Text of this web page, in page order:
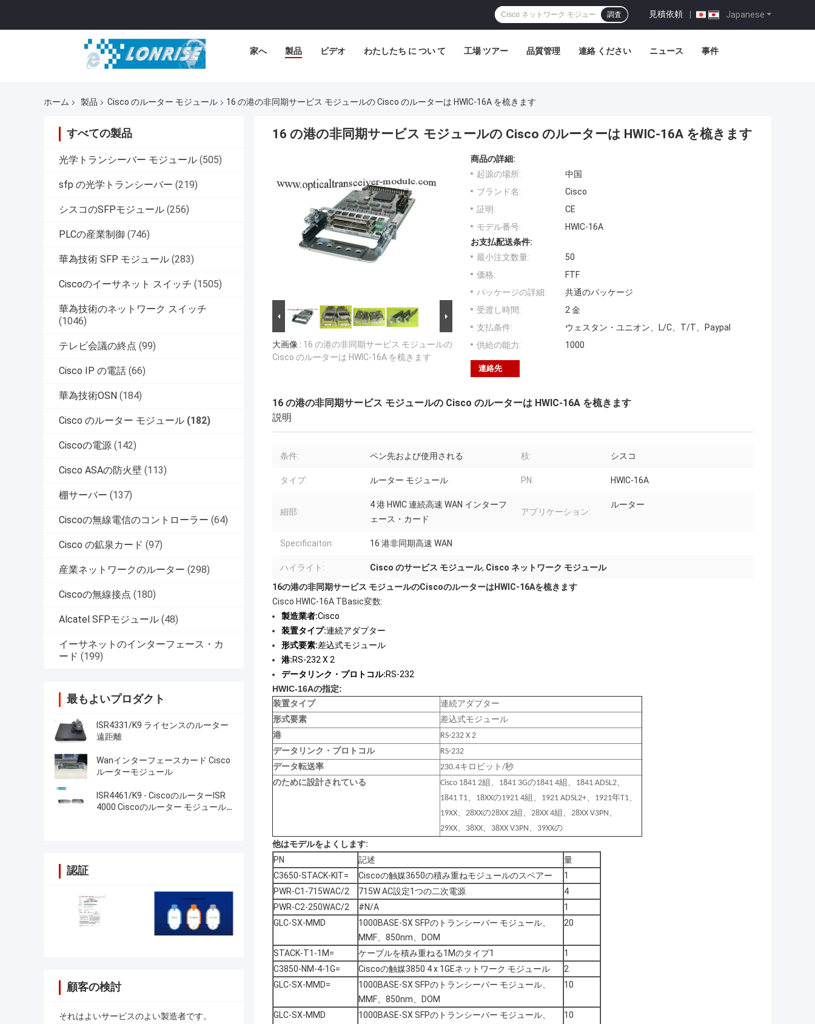
Japanese
見積依頼 |
調査
家へ 製品 ビデオ わたしたち に つい て 工場 ツアー 品質管理 連絡 ください ニュース 事件
ホーム 製品 Cisco のルーター モジュール 16 の港の非同期サービス モジュールの Cisco のルーターは HWIC-16A を梳きます
すべての製品
光学トランシーバー モジュール (505)
sfp の光学トランシーバー (219)
シスコのSFPモジュール (256)
PLCの産業制御 (746)
華為技術 SFP モジュール (283)
Ciscoのイーサネット スイッチ (1505)
華為技術のネットワーク スイッチ
(1046)
テレビ会議の終点 (99)
Cisco IP の電話 (66)
華為技術OSN (184)
Cisco のルーター モジュール (182)
Ciscoの電源 (142)
Cisco ASAの防火壁 (113)
棚サーバー (137)
Ciscoの無線電信のコントローラー (64)
Cisco の鉱泉カード (97)
産業ネットワークのルーター (298)
Ciscoの無線接点 (180)
Alcatel SFPモジュール (48)
イーサネットのインターフェース・カ
ード (199)
最もよいプロダクト
ISR4331/K9 ライセンスのルーター
遠距離
Wanインターフェースカード Cisco
ルーターモジュール
ISR4461/K9 - CiscoのルーターISR
4000 Ciscoのルーター モジュール
認証
顧客の検討
それはよいサービスのよい製造者です。
16 の港の非同期サービス モジュールの Cisco のルーターは HWIC-16A を梳きます
大画像 : 16 の港の非同期サービス モジュールの
Cisco のルーターは HWIC-16A を梳きます
商品の詳細:
起源の場所:
中国
ブランド名:
Cisco
証明:
CE
モデル番号:
HWIC-16A
お支払配送条件:
最小注文数量:
50
価格:
FTF
パッケージの詳細:
共通のパッケージ
受渡し時間:
2 金
支払条件:
ウェスタン・ユニオン、L/C、T/T、Paypal
供給の能力:
1000
連絡先
16 の港の非同期サービス モジュールの Cisco のルーターは HWIC-16A を梳きます
説明
条件: ペン先および使用される 枝: シスコ
タイプ: ルーター モジュール PN: HWIC-16A
細部:
4 港 HWIC 連続高速 WAN インターフ
ェース・カード
アプリケーション:
ルーター
Specificaiton: 16 港非同期高速 WAN
ハイライト: Cisco のサービス モジュール, Cisco ネットワーク モジュール
16の港の非同期サービス モジュールのCiscoのルーターはHWIC-16Aを梳きます
Cisco HWIC-16A TBasic変数:
製造業者:Cisco
装置タイプ:連続アダプター
形式要素:差込式モジュール
港:RS-232 X 2
データリンク・プロトコル:RS-232
HWIC-16Aの指定:
装置タイプ
連続アダプター
形式要素
差込式モジュール
港
RS-232 X 2
データリンク・プロトコル
RS-232
データ転送率
230.4キロビット/秒
のために設計されている
Cisco 1841 2組、1841 3Gの1841 4組、1841 ADSL2、
1841 T1、18XXの1921 4組、1921 ADSL2+、1921年T1、
19XX、28XXの28XX 2組、28XX 4組、28XX V3PN、
29XX、38XX、38XX V3PN、39XXの
他はモデルをよくします:
PN
記述
量
C3650-STACK-KIT=
Ciscoの触媒3650の積み重ねモジュールのスペアー
1
PWR-C1-715WAC/2
715W AC設定1つの二次電源
4
PWR-C2-250WAC/2
#N/A
1
GLC-SX-MMD
1000BASE-SX SFPのトランシーバー モジュール、
MMF、850nm、DOM
20
STACK-T1-1M= ケーブルを積み重ねる1Mのタイプ1
1
C3850-NM-4-1G=
Ciscoの触媒3850 4 x 1GEネットワーク モジュール
2
GLC-SX-MMD=
1000BASE-SX SFPのトランシーバー モジュール、
MMF、850nm、DOM
10
GLC-SX-MMD
1000BASE-SX SFPのトランシーバー モジュール、
10